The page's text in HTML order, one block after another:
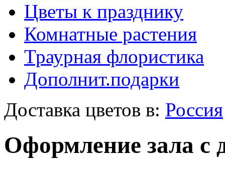
Цветы к празднику
Комнатные растения
Траурная флористика
Дополнит.подарки
Доставка цветов в: Россия
Оформление зала с